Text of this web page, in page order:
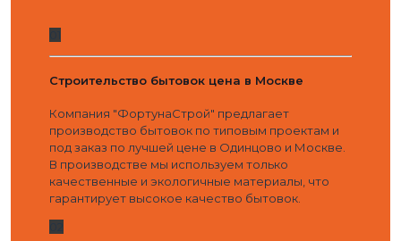
Строительство бытовок цена в Москве
Компания "ФортунаСтрой" предлагает
производство бытовок по типовым проектам и
под заказ по лучшей цене в Одинцово и Москве.
В производстве мы используем только
качественные и экологичные материалы, что
гарантирует высокое качество бытовок.